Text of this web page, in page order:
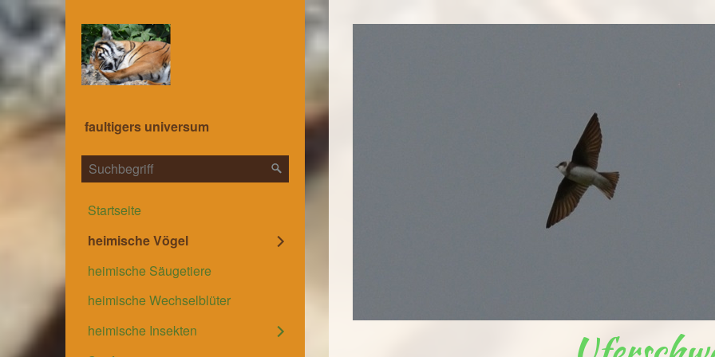
faultigers universum
Startseite
heimische Vögel
heimische Säugetiere
heimische Wechselblüter
heimische Insekten